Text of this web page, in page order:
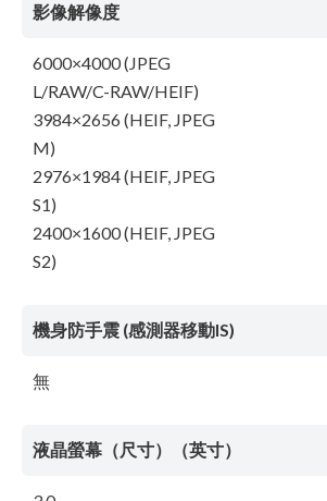
影像解像度
6000×4000 (JPEG
L/RAW/C-RAW/HEIF)
3984×2656 (HEIF, JPEG
M)
2976×1984 (HEIF, JPEG
S1)
2400×1600 (HEIF, JPEG
S2)
機身防手震 (感測器移動IS)
無
液晶螢幕（尺寸）（英寸）